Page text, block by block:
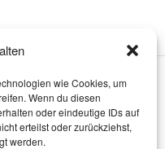
wie Cookies, um
Wenn du diesen
oder eindeutige IDs auf
erteilst oder zurückziehst,
werden.